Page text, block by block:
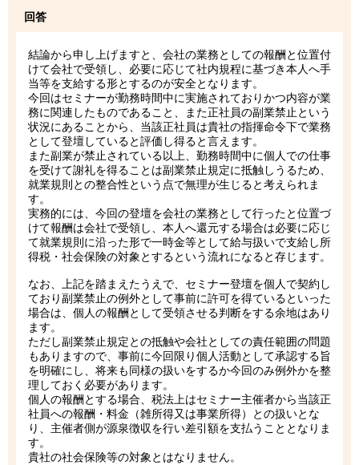
回答
結論から申し上げますと、会社の業務としての報酬と位置付
けて会社で受領し、必要に応じて社内規程に基づき本人へ手
当等を支給する形とするのが安全となります。
今回はセミナーが勤務時間中に実施されておりかつ内容が業
務に関連したものであること、また正社員の副業禁止という
状況にあることから、当該正社員は貴社の指揮命令下で業務
として登壇していると評価し得ると言えます。
また副業が禁止されている以上、勤務時間中に個人での仕事
を受けて謝礼を得ることは副業禁止規定に抵触しうるため、
就業規則との整合性という点で無理が生じると考えられま
す。
実務的には、今回の登壇を会社の業務として行ったと位置づ
けて報酬は会社で受領し、本人へ還元する場合は必要に応じ
て就業規則に沿った形で一時金等として給与扱いで支給し所
得税・社会保険の対象とするという流れになると存じます。
なお、上記を踏まえたうえで、セミナー登壇を個人で契約し
ており副業禁止の例外として事前に許可を得ているといった
場合は、個人の報酬として受領させる判断をする余地はあり
ます。
ただし副業禁止規定との抵触や会社としての責任範囲の問題
もありますので、事前に今回限り個人活動として承認する旨
を明確にし、将来も同様の扱いをするか今回のみ例外かを整
理しておく必要があります。
個人の報酬とする場合、税法上はセミナー主催者から当該正
社員への報酬・料金（雑所得又は事業所得）との扱いとな
り、主催者側が源泉徴収を行い差引額を支払うこととなりま
す。
貴社の社会保険等の対象とはなりません。